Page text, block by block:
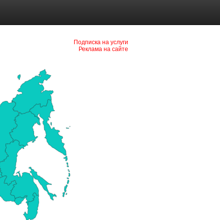
Подписка на услуги
Реклама на сайте